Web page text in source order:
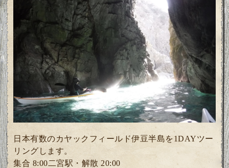
日本有数のカヤックフィールド伊豆半島を1DAYツー
リングします。
集合 8:00二宮駅・解散 20:00